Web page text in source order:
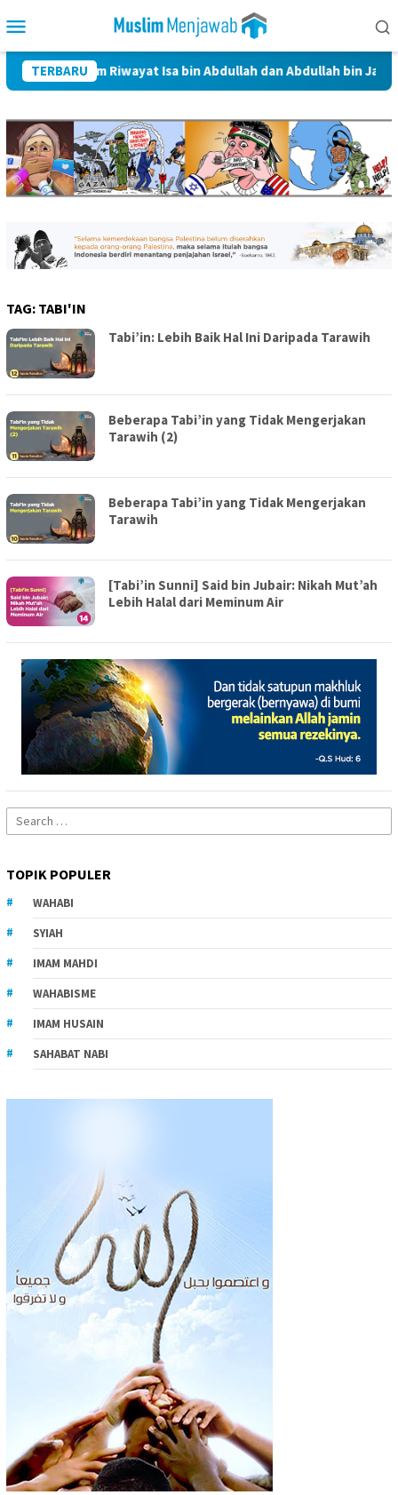
to
Menu
TERBARU
dalam Riwayat Isa bin Abdullah dan Abdullah bin Jafar Al-
TAG: TABI'IN
Tabi’in: Lebih Baik Hal Ini Daripada Tarawih
Beberapa Tabi’in yang Tidak Mengerjakan
Tarawih (2)
Beberapa Tabi’in yang Tidak Mengerjakan
Tarawih
[Tabi’in Sunni] Said bin Jubair: Nikah Mut’ah
Lebih Halal dari Meminum Air
Search
for:
TOPIK POPULER
WAHABI
SYIAH
IMAM MAHDI
WAHABISME
IMAM HUSAIN
SAHABAT NABI